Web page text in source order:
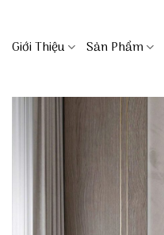
content
Giới Thiệu Sản Phẩm